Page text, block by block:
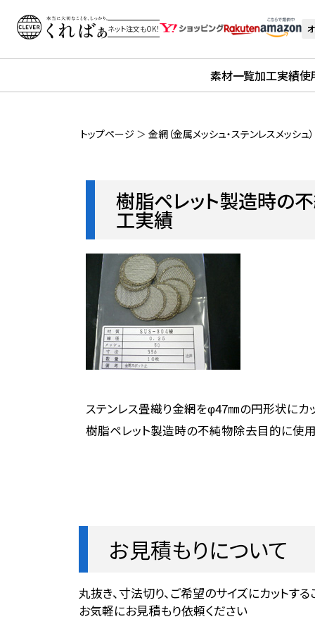
ネット注文もOK！
素材一覧加工実績使
トップページ ＞ 金網（金属メッシュ・ステンレスメッシュ
樹脂ペレット製造時の
工実績
ステンレス畳織り金網をφ47㎜の円形状にカ
樹脂ペレット製造時の不純物除去目的に使用
お見積もりについて
丸抜き、寸法切り、ご希望のサイズにカットする
お気軽にお見積もり依頼ください